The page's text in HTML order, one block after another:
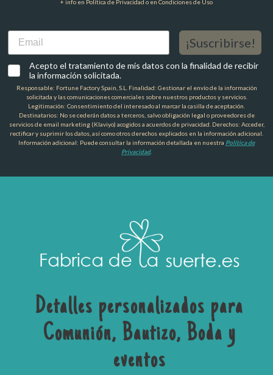
+ info en Política de Privacidad o en Condiciones de Uso
Email
¡Suscribirse!
Acepto el tratamiento de mis datos con la finalidad de recibir
la información solicitada.
Responsable: Fortune Factory Spain, S.L. Finalidad: Gestionar el envío de la información
solicitada y las comunicaciones comerciales sobre nuestros productos y servicios.
Legitimación: Consentimiento del interesado al marcar la casilla de aceptación.
Destinatarios: No se cederán datos a terceros, salvo obligación legal o proveedores de
servicios de email marketing (Klaviyo) acogidos a acuerdos de privacidad. Derechos: Acceder,
rectificar y suprimir los datos, así como otros derechos explicados en la información adicional.
Información adicional: Puede consultar la información detallada en nuestra Política de
Privacidad.
Detalles personalizados para
Comunión, Bautizo, Boda y
eventos